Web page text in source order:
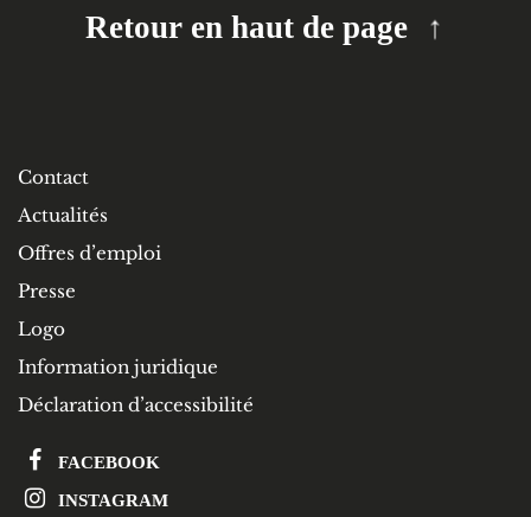
Retour en haut de page
Contact
Actualités
Offres d’emploi
Presse
Logo
Information juridique
Déclaration d’accessibilité
FACEBOOK
INSTAGRAM